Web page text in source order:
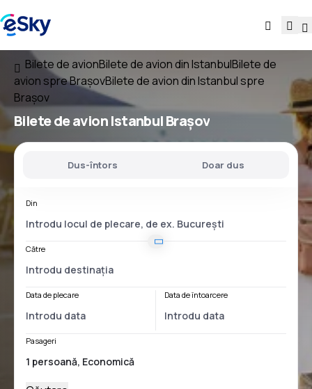
Bilete de avionBilete de avion din IstanbulBilete de
avion spre BrașovBilete de avion din Istanbul spre
Brașov
Bilete de avionIstanbul Brașov
Dus-întors Doar dus
Din
Către
Data de plecare Data de întoarcere
Pasageri